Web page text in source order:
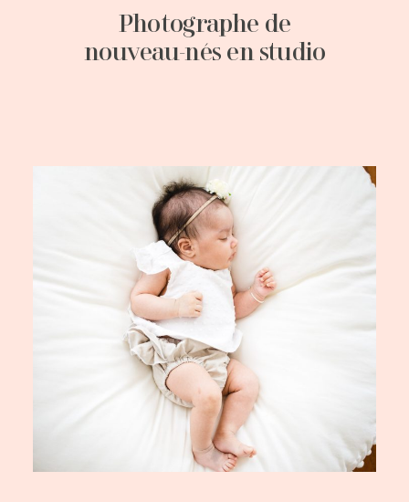
Photographe de
nouveau-nés en studio